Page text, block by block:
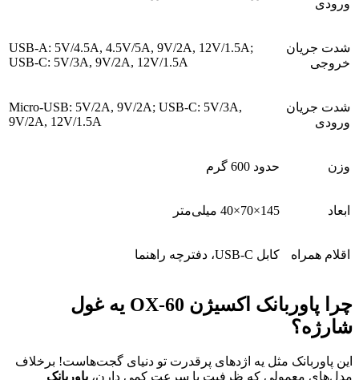
ورودی
شدت جریان
خروجی
USB-A: 5V/4.5A, 4.5V/5A, 9V/2A, 12V/1.5A;
USB-C: 5V/3A, 9V/2A, 12V/1.5A
شدت جریان
ورودی
Micro-USB: 5V/2A, 9V/2A; USB-C: 5V/3A,
9V/2A, 12V/1.5A
وزن حدود 600 گرم
ابعاد 145×70×40 میلی‌متر
اقلام همراه کابل USB-C، دفترچه راهنما
چرا پاوربانک اکسیژن OX-60 یه غول
شارژه؟
این پاوربانک مثل یه اژدهای پرقدرت تو دنیای گجت‌هاست! برخلاف
مدل‌های معمولی که ظرفیت یا سرعت کمی دارن، پاوربانک